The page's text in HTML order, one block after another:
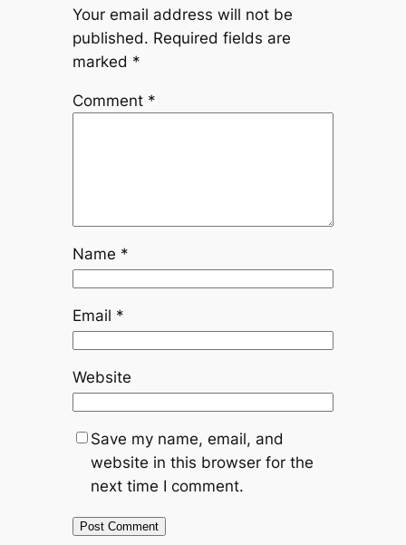
Your email address will not be
published. Required fields are
marked *
Comment *
Name *
Email *
Website
Save my name, email, and
website in this browser for the
next time I comment.